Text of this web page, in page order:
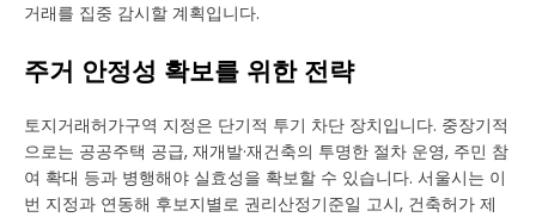
거래를 집중 감시할 계획입니다.
주거 안정성 확보를 위한 전략
토지거래허가구역 지정은 단기적 투기 차단 장치입니다. 중장기적
으로는 공공주택 공급, 재개발·재건축의 투명한 절차 운영, 주민 참
여 확대 등과 병행해야 실효성을 확보할 수 있습니다. 서울시는 이
번 지정과 연동해 후보지별로 권리산정기준일 고시, 건축허가 제